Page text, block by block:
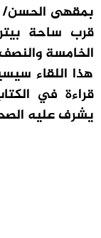
بمقهى الحسن/
قرب ساحة
الخامسة
هذا اللقاء
قراءة في
يشرف عليه